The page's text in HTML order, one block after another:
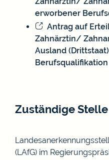
erworbener
Antrag auf
Zahnärztin/
Ausland
Berufsqualifikation
Zuständige Stelle
(LAfG) im